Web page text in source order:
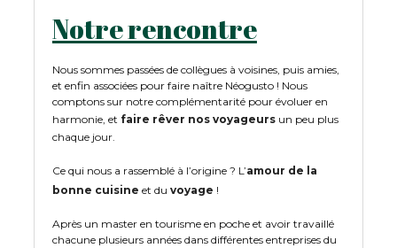
Notre rencontre
Nous sommes passées de collègues à voisines, puis amies,
et enfin associées pour faire naître Néogusto ! Nous
comptons sur notre complémentarité pour évoluer en
harmonie, et faire rêver nos voyageursun peu plus
chaque jour.
Ce qui nous a rassemblé à l’origine ? L’amour de la
bonne cuisine et du voyage !
Après un master en tourisme en poche et avoir travaillé
chacune plusieurs années dans différentes entreprises du